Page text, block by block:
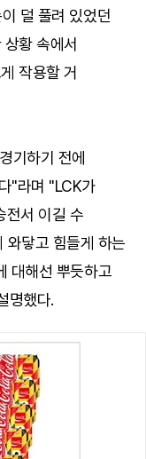
덜 풀려 있었던
황 속에서
작용할 거
기하기 전에
"라며 "LCK가
전서 이길 수
와닿고 힘들게 하는
대해선 뿌듯하고
명했다.